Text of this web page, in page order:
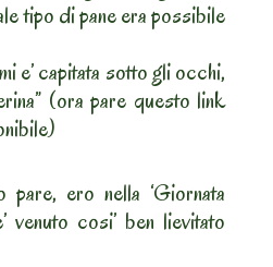
tipo di pane era possibile
e’ capitata sotto gli occhi,
(ora pare questo link
pare, ero nella ‘Giornata
venuto cosi’ ben lievitato